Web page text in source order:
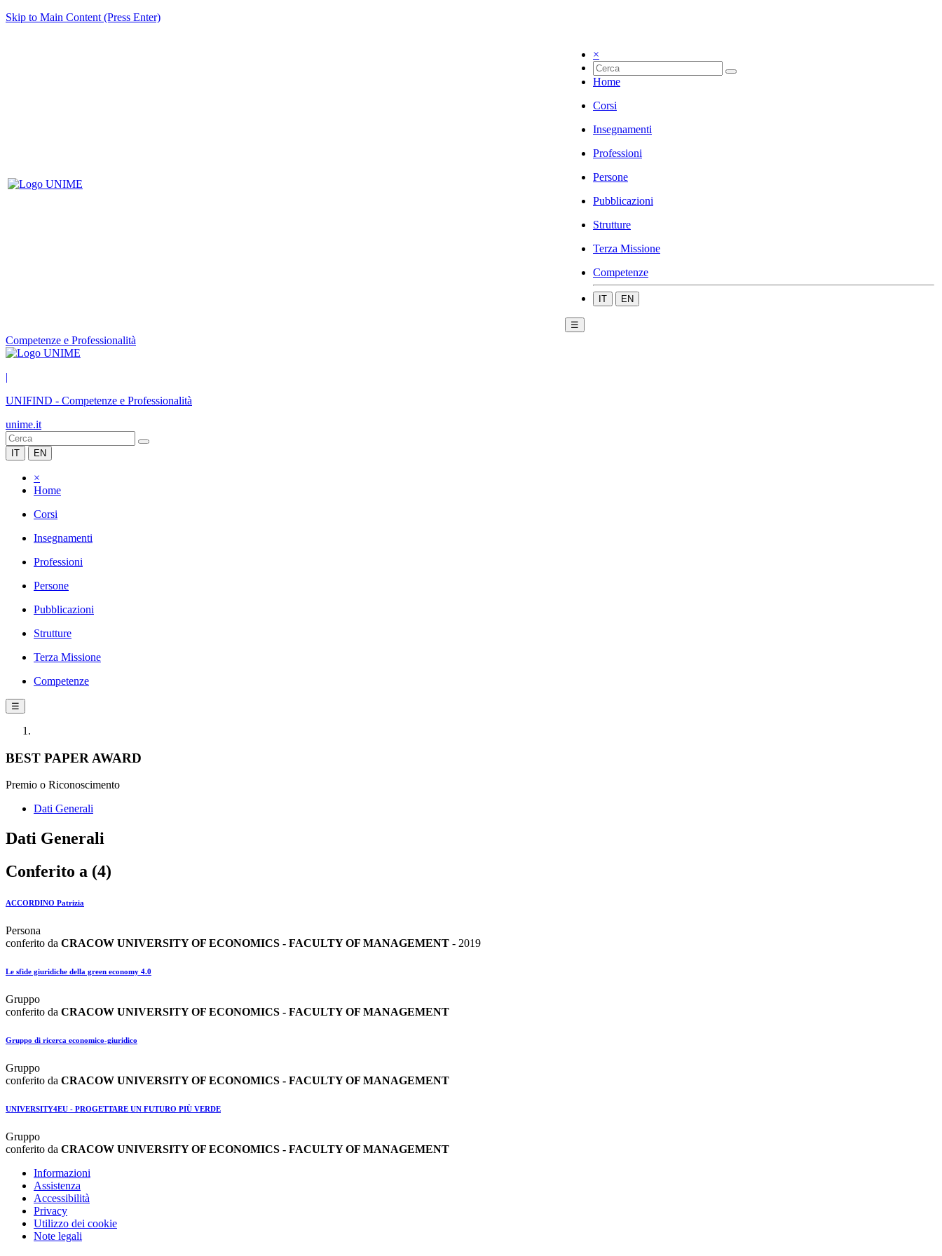
Skip to Main Content (Press Enter)
×
Home
Corsi
Insegnamenti
Professioni
Persone
Pubblicazioni
Strutture
Terza Missione
Competenze
IT EN
☰
Competenze e Professionalità
|
UNIFIND - Competenze e Professionalità
unime.it
IT EN
×
Home
Corsi
Insegnamenti
Professioni
Persone
Pubblicazioni
Strutture
Terza Missione
Competenze
☰
BEST PAPER AWARD
Premio o Riconoscimento
Dati Generali
Dati Generali
Conferito a (4)
ACCORDINO Patrizia
Persona
conferito da CRACOW UNIVERSITY OF ECONOMICS - FACULTY OF MANAGEMENT - 2019
Le sfide giuridiche della green economy 4.0
Gruppo
conferito da CRACOW UNIVERSITY OF ECONOMICS - FACULTY OF MANAGEMENT
Gruppo di ricerca economico-giuridico
Gruppo
conferito da CRACOW UNIVERSITY OF ECONOMICS - FACULTY OF MANAGEMENT
UNIVERSITY4EU - PROGETTARE UN FUTURO PIÙ VERDE
Gruppo
conferito da CRACOW UNIVERSITY OF ECONOMICS - FACULTY OF MANAGEMENT
Informazioni
Assistenza
Accessibilità
Privacy
Utilizzo dei cookie
Note legali